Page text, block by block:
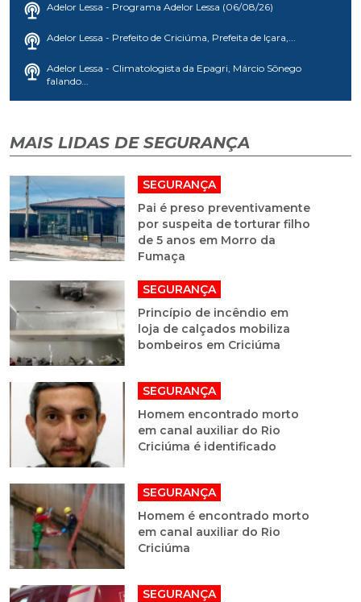
Adelor Lessa - Programa Adelor Lessa (06/08/26)
Adelor Lessa - Prefeito de Criciúma, Prefeita de Içara,...
Adelor Lessa - Climatologista da Epagri, Márcio Sônego
falando...
MAIS LIDAS DE SEGURANÇA
SEGURANÇA
Pai é preso preventivamente
por suspeita de torturar filho
de 5 anos em Morro da
Fumaça
SEGURANÇA
Princípio de incêndio em
loja de calçados mobiliza
bombeiros em Criciúma
SEGURANÇA
Homem encontrado morto
em canal auxiliar do Rio
Criciúma é identificado
SEGURANÇA
Homem é encontrado morto
em canal auxiliar do Rio
Criciúma
SEGURANÇA